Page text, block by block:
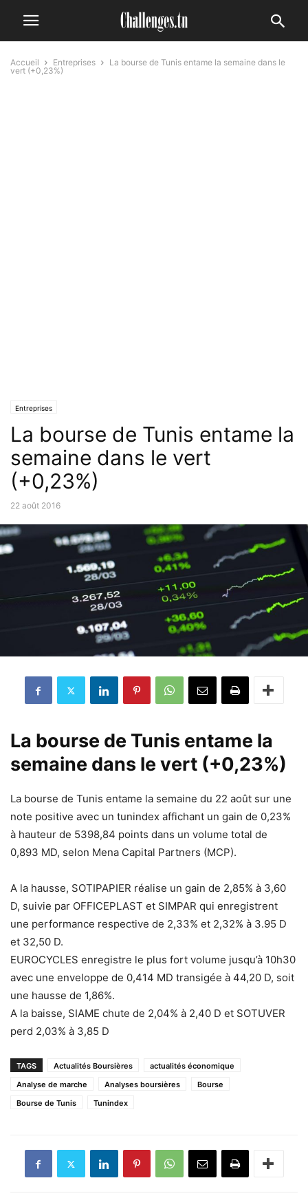
Accueil Entreprises
La bourse de Tunis entame la semaine dans le
vert (+0,23%)
Entreprises
La bourse de Tunis entame la
semaine dans le vert
(+0,23%)
22 août 2016
La bourse de Tunis entame la
semaine dans le vert (+0,23%)
La bourse de Tunis entame la semaine du 22 août sur une
note positive avec un tunindex affichant un gain de 0,23%
à hauteur de 5398,84 points dans un volume total de
0,893 MD, selon Mena Capital Partners (MCP).
A la hausse, SOTIPAPIER réalise un gain de 2,85% à 3,60
D, suivie par OFFICEPLAST et SIMPAR qui enregistrent
une performance respective de 2,33% et 2,32% à 3.95 D
et 32,50 D.
EUROCYCLES enregistre le plus fort volume jusqu’à 10h30
avec une enveloppe de 0,414 MD transigée à 44,20 D, soit
une hausse de 1,86%.
A la baisse, SIAME chute de 2,04% à 2,40 D et SOTUVER
perd 2,03% à 3,85 D
TAGS Actualités Boursières
actualités économique
Analyse de marche
Analyses boursières
Bourse
Bourse de Tunis
Tunindex